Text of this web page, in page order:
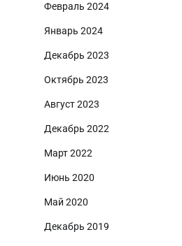
Февраль 2024
Январь 2024
Декабрь 2023
Октябрь 2023
Август 2023
Декабрь 2022
Март 2022
Июнь 2020
Май 2020
Декабрь 2019